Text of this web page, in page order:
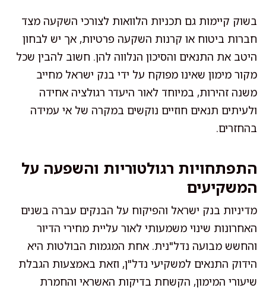
בשוק קיימות גם תכניות הלוואות לצורכי השקעה מצד
חברות ביטוח או קרנות השקעה פרטיות, אך יש לבחון
היטב את התנאים והסיכון הנלווה להן. חשוב להבין שכל
מקור מימון שאינו מפוקח על ידי בנק ישראל מחייב
משנה זהירות, במיוחד לאור היעדר רגולציה אחידה
ולעיתים תנאים חוזיים נוקשים במקרה של אי עמידה
בהחזרים.
התפתחויות רגולטוריות והשפעה על
המשקיעים
מדיניות בנק ישראל והפיקוח על הבנקים עברה בשנים
האחרונות שינוי משמעותי לאור עליית מחירי הדיור
והחשש מבועה נדל"נית. אחת המגמות הבולטות היא
הידוק התנאים למשקיעי נדל"ן, וזאת באמצעות הגבלת
שיעורי המימון, הקשחת בדיקות האשראי והחמרת